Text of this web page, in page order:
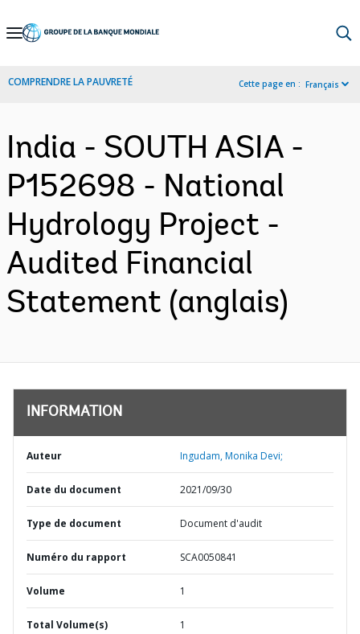
Skip
Navigation
COMPRENDRE LA PAUVRETÉ Cette page en : Français
India - SOUTH ASIA -
P152698 - National
Hydrology Project -
Audited Financial
Statement (anglais)
INFORMATION
Auteur Ingudam, Monika Devi;
Date du document 2021/09/30
Type de document Document d'audit
Numéro du rapport SCA0050841
Volume 1
Total Volume(s) 1